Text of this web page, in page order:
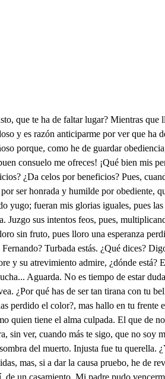
favores, como hay agravios mayores, a defenderme he salido. ¿A darle cuentas te pones y perder el tiempo dejas? Si amor buscando razones suele dilatar las quejas para perder ocasiones mientras nuestro padre viene, advertid lo que os conviene. Pues ¿qué me ha de convenir, si no casarme y morir? Muy buen aliño se tiene. En tu generosa mano está, discreta Isabel, el librarme de un tirano y de un padre más cruel que vio el incendio romano. No sé palabra de Roma. Clara, este diamante toma y mis temores desvía. Ya hay diluvio, pues envía juntos el cuervo y paloma. ¿Quién es el cuervo, Clarilla? Será la que no volviere. Serás tú. ¿Y es maravilla? Paz de olivas hay que espere. También hay carne en Sevilla. Dime, Fernando, ¿qué esperas? ¿Qué buscas si consideras tan sin remedio tu amor? Hacer el triunfo mayor, muriendo a tus manos fieras. Dionisio, el feroz tirano de Sicilia, cuando entraba, la ciudad armada en vano, cuerpos sangrientos pisaba muertos por su propia mano y los dorados laureles, dignos de eternos pinceles, manchaba en duras heridas, que en despedazadas vidas se gozan manos crueles. Blanca, ya estás vencedora de un alma, ciudad rendida, imita a Dionisio ahora, despedazando una vida que en los agravios te adora. Una fe y un corazón buenos para triunfos son, pues en mi copio, si lloro, darán a tus carros de oro soberana ostentación. A tus pies estoy, señora, llega al tálamo dichoso bañada en mi sangre ahora por que en brazos de tu esposo te corones vencedora. ¿Que te casas? De homicida me dejas enternecida, el laurel vuelvo a tu mano, tú eres Dionisio el tirano y yo la ciudad vencida. Advierte que la razón dice, sin mostrar pasión, que han de preceder agravios para que venguen los labios ofensas del corazón. Si ninguna causa ha habido, ¿cómo olvido puede haber sin agravio recibido? Señora, ¿no echas de ver que está violento el olvido?